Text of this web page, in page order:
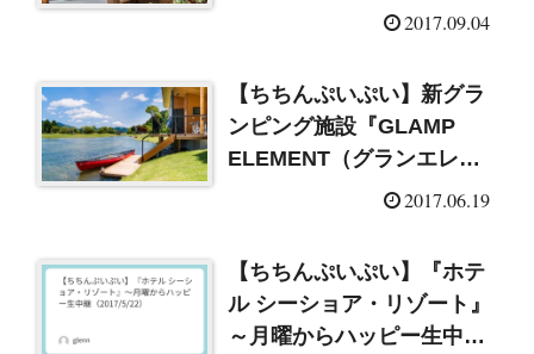
レゼント！（2017/9/4）
2017.09.04
【ちちんぷいぷい】新グラ
ンピング施設『GLAMP
ELEMENT（グランエレメ
ント）』～生中継 2017.06.19
【ちちんぷいぷい】『ホテ
ル シーショア・リゾート』
～月曜からハッピー生中継